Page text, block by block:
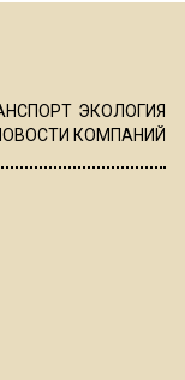
ЭКОЛОГИЯ
КОМПАНИЙ